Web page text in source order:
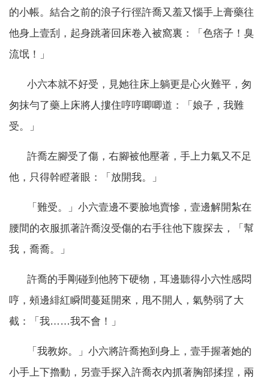
的小帳。結合之前的浪子行徑許喬又羞又惱手上膏藥往
他身上壹刮，起身跳著回床卷入被窩裏：「色痞子！臭
流氓！」
小六本就不好受，見她往床上躺更是心火難平，匆
匆抹勻了藥上床將人摟住哼哼唧唧道：「娘子，我難
受。」
許喬左腳受了傷，右腳被他壓著，手上力氣又不足
他，只得幹瞪著眼：「放開我。」
「難受。」小六壹邊不要臉地賣慘，壹邊解開紮在
腰間的衣服抓著許喬沒受傷的右手往他下腹探去，「幫
我，喬喬。」
許喬的手剛碰到他胯下硬物，耳邊聽得小六性感悶
哼，頰邊緋紅瞬間蔓延開來，甩不開人，氣勢弱了大
截：「我……我不會！」
「我教妳。」小六將許喬抱到身上，壹手握著她的
小手上下擼動，另壹手探入許喬衣內抓著胸部揉捏，兩